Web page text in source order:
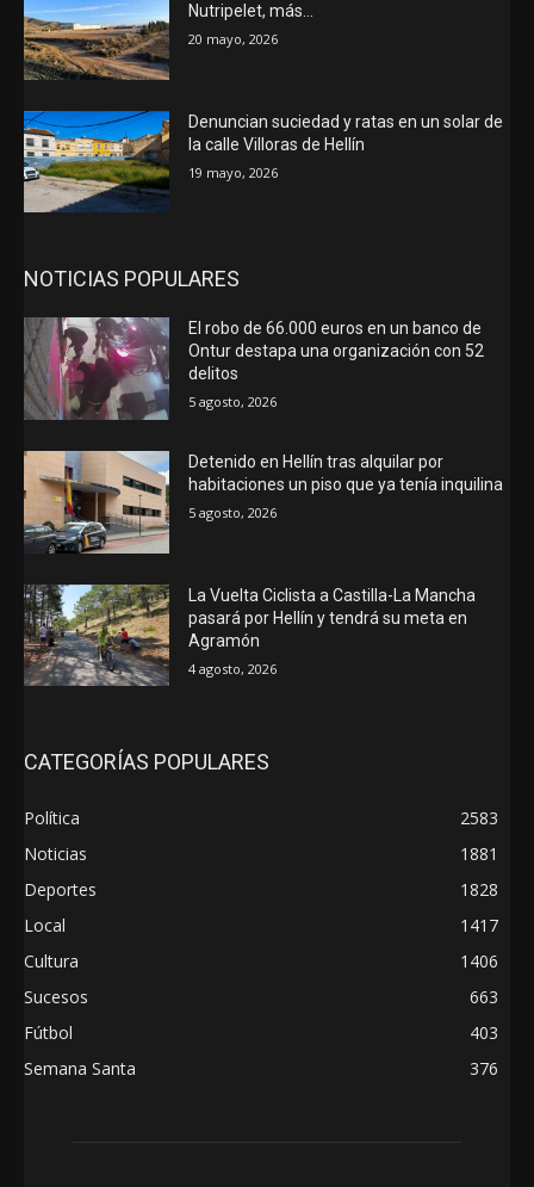
Nutripelet, más…
20 mayo, 2026
Denuncian suciedad y ratas en un solar de
la calle Villoras de Hellín
19 mayo, 2026
NOTICIAS POPULARES
El robo de 66.000 euros en un banco de
Ontur destapa una organización con 52
delitos
5 agosto, 2026
Detenido en Hellín tras alquilar por
habitaciones un piso que ya tenía inquilina
5 agosto, 2026
La Vuelta Ciclista a Castilla-La Mancha
pasará por Hellín y tendrá su meta en
Agramón
4 agosto, 2026
CATEGORÍAS POPULARES
Política
2583
Noticias
1881
Deportes
1828
Local
1417
Cultura
1406
Sucesos
663
Fútbol
403
Semana Santa
376